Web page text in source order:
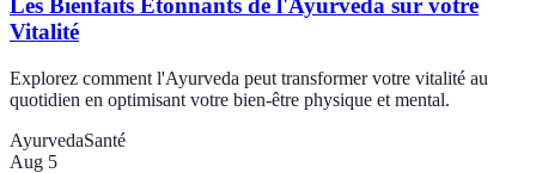
Les Bienfaits Étonnants de l'Ayurveda sur votre
Vitalité
Explorez comment l'Ayurveda peut transformer votre vitalité au
quotidien en optimisant votre bien-être physique et mental.
AyurvedaSanté
Aug 5